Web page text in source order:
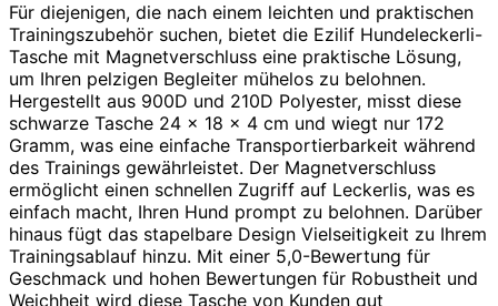
Für diejenigen, die nach einem leichten und praktischen
Trainingszubehör suchen, bietet die Ezilif Hundeleckerli-
Tasche mit Magnetverschluss eine praktische Lösung,
um Ihren pelzigen Begleiter mühelos zu belohnen.
Hergestellt aus 900D und 210D Polyester, misst diese
schwarze Tasche 24 x 18 x 4 cm und wiegt nur 172
Gramm, was eine einfache Transportierbarkeit während
des Trainings gewährleistet. Der Magnetverschluss
ermöglicht einen schnellen Zugriff auf Leckerlis, was es
einfach macht, Ihren Hund prompt zu belohnen. Darüber
hinaus fügt das stapelbare Design Vielseitigkeit zu Ihrem
Trainingsablauf hinzu. Mit einer 5,0-Bewertung für
Geschmack und hohen Bewertungen für Robustheit und
Weichheit wird diese Tasche von Kunden gut